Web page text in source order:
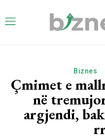
Biznes
Çmimet e
në
argjendi,